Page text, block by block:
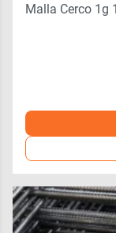
Malla Cerco 1g